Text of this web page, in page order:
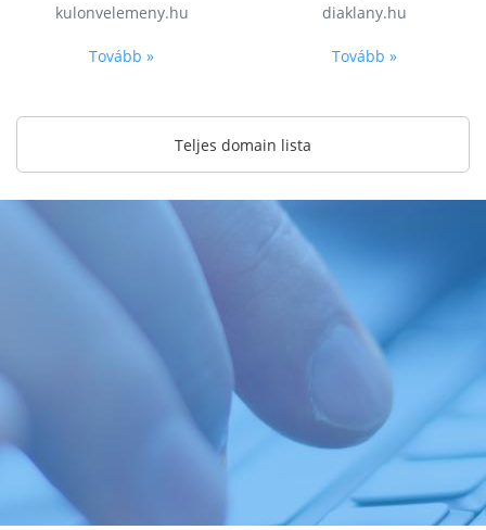
kulonvelemeny.hu
Tovább »
diaklany.hu
Tovább »
Teljes domain lista